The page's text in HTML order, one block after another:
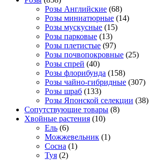
Розы Английские (68)
Розы миниатюрные (14)
Розы мускусные (15)
Розы парковые (13)
Розы плетистые (97)
Розы почвопокровные (25)
Розы спрей (40)
Розы флорибунда (158)
Розы чайно-гибридные (307)
Розы шраб (133)
Розы Японской селекции (38)
Сопутствующие товары (8)
Хвойные растения (10)
Ель (6)
Можжевельник (1)
Сосна (1)
Туя (2)